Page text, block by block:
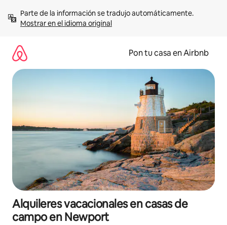
contenidoMostrar en el idioma original
Pon tu casa en Airbnb
Alquileres vacacionales en casas de
campo en Newport